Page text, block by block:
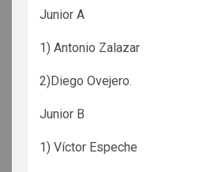
Junior A
1) Antonio Zalazar
2)Diego Ovejero.
Junior B
1) Víctor Espeche